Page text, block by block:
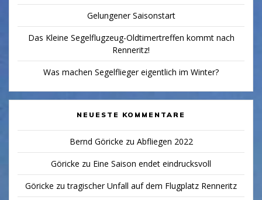
Gelungener Saisonstart
Das Kleine Segelflugzeug-Oldtimertreffen kommt nach
Renneritz!
Was machen Segelflieger eigentlich im Winter?
NEUESTE KOMMENTARE
Bernd Göricke zu Abfliegen 2022
Göricke zu Eine Saison endet eindrucksvoll
Göricke zutragischer Unfall auf dem Flugplatz Renneritz